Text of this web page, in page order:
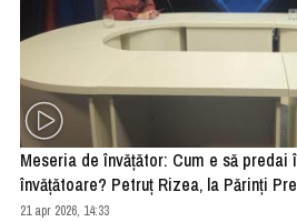
Meseria de învățător: Cum e să predai
învățătoare? Petruț Rizea, la Părinți
21 apr 2026, 14:33